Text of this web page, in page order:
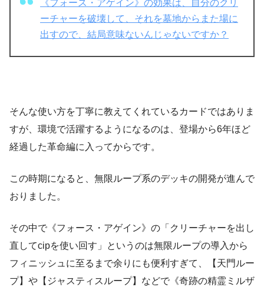
《フォース・アゲイン》の効果は、自分のクリ
ーチャーを破壊して、それを墓地からまた場に
出すので、結局意味ないんじゃないですか？
そんな使い方を丁寧に教えてくれているカードではありま
すが、環境で活躍するようになるのは、登場から6年ほど
経過した革命編に入ってからです。
この時期になると、無限ループ系のデッキの開発が進んで
おりました。
その中で《フォース・アゲイン》の「クリーチャーを出し
直してcipを使い回す」というのは無限ループの導入から
フィニッシュに至るまで余りにも便利すぎて、【天門ルー
プ】や【ジャスティスループ】などで《奇跡の精霊ミルザ